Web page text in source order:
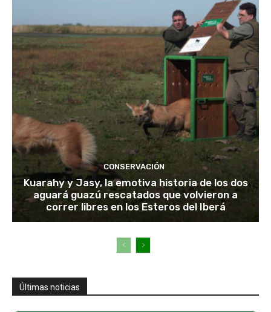
CONSERVACIÓN
Kuarahy y Jasy, la emotiva historia de los dos
aguará guazú rescatados que volvieron a
correr libres en los Esteros del Iberá
Últimas noticias